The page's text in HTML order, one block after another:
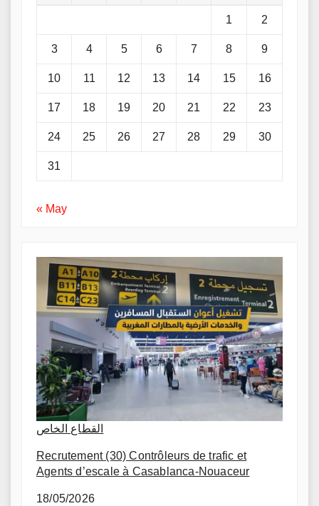
1 2
3 4 5 6 7 8 9
10 11 12 13 14 15 16
17 18 19 20 21 22 23
24 25 26 27 28 29 30
31
« May
القطاع الخاص
Recrutement (30) Contrôleurs de trafic et
Agents d’escale à Casablanca-Nouaceur
18/05/2026